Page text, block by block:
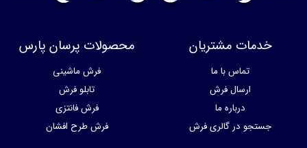
خدمات مشتریان
تماس با ما
ارسال فرش
درباره ما
جستجو در گالری فرش
محصولات پرسان پارس
فرش ماشینی
تابلو فرش
فرش فانتزی
فرش طرح افشان